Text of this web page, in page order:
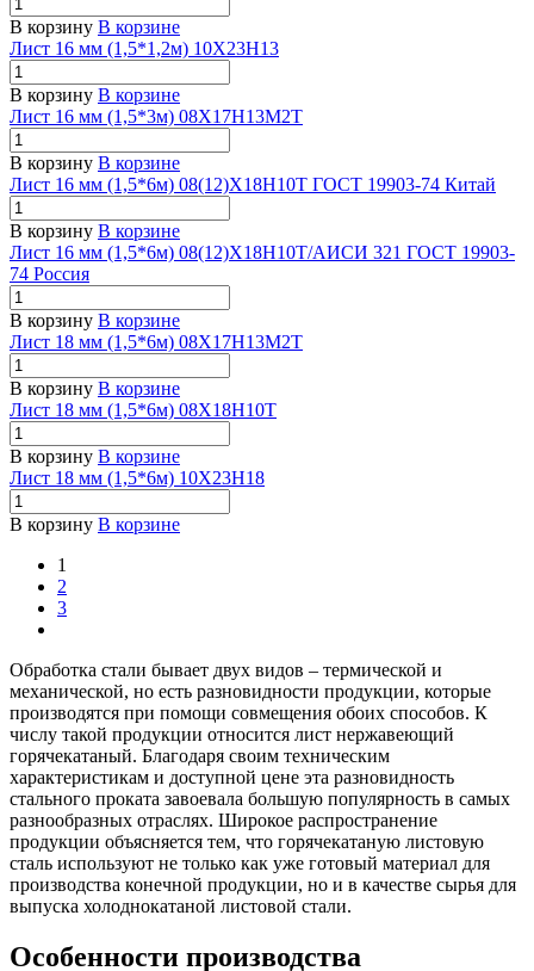
В корзину В корзине
Лист 16 мм (1,5*1,2м) 10Х23Н13
В корзину В корзине
Лист 16 мм (1,5*3м) 08Х17Н13М2Т
В корзину В корзине
Лист 16 мм (1,5*6м) 08(12)Х18Н10Т ГОСТ 19903-74 Китай
В корзину В корзине
Лист 16 мм (1,5*6м) 08(12)Х18Н10Т/АИСИ 321 ГОСТ 19903-
74 Россия
В корзину В корзине
Лист 18 мм (1,5*6м) 08Х17Н13М2Т
В корзину В корзине
Лист 18 мм (1,5*6м) 08Х18Н10Т
В корзину В корзине
Лист 18 мм (1,5*6м) 10Х23Н18
В корзину В корзине
1
2
3
Обработка стали бывает двух видов – термической и
механической, но есть разновидности продукции, которые
производятся при помощи совмещения обоих способов. К
числу такой продукции относится лист нержавеющий
горячекатаный. Благодаря своим техническим
характеристикам и доступной цене эта разновидность
стального проката завоевала большую популярность в самых
разнообразных отраслях. Широкое распространение
продукции объясняется тем, что горячекатаную листовую
сталь используют не только как уже готовый материал для
производства конечной продукции, но и в качестве сырья для
выпуска холоднокатаной листовой стали.
Особенности производства